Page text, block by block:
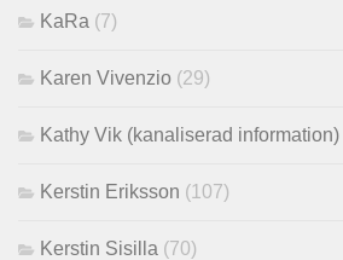
KaRa (7)
Karen Vivenzio (29)
Kathy Vik (kanaliserad information)
Kerstin Eriksson (107)
Kerstin Sisilla (70)